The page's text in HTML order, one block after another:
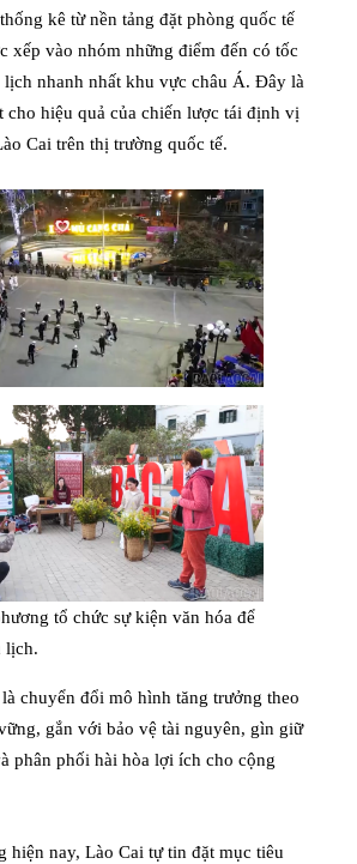
kê từ nền tảng đặt phòng quốc tế
xếp vào nhóm những điểm đến có tốc
lịch nhanh nhất khu vực châu Á. Đây là
cho hiệu quả của chiến lược tái định vị
Cai trên thị trường quốc tế.
tổ chức sự kiện văn hóa để
lịch.
chuyển đổi mô hình tăng trưởng theo
gắn với bảo vệ tài nguyên, gìn giữ
phân phối hài hòa lợi ích cho cộng
hiện nay, Lào Cai tự tin đặt mục tiêu